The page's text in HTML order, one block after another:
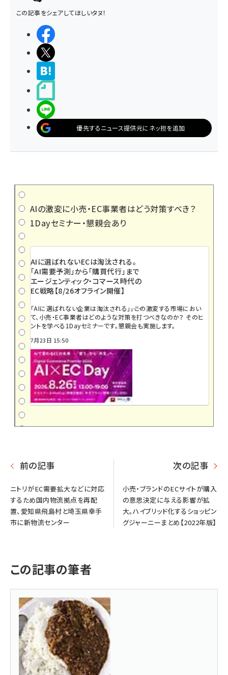
この記事をシェアしてほしいタヌ！
優先するニュース提供元にネッ担を追加
AIの激変に小売・EC事業者はどう対策すべき？
1Dayセミナー・懇親会あり
AIに選ばれないECは淘汰される。
「AI需要予測」から「購買代行」まで
エージェンティック・コマース時代の
EC戦略【8/26オフライン開催】
「AIに選ばれない企業は淘汰される」――。この激変する市場におい
て、小売・EC事業者はどのような対策を打つべきなのか？ そのヒ
ントを学べる1Dayセミナーです。懇親会も実施します。
7月23日 15:50
前の記事
ニトリがEC需要拡大などに対応
するため国内物流拠点を再配
置、愛知県飛島村と埼玉県幸手
市に新物流センター
次の記事
小売・ブランドのECサイトが購入
の意思決定に与える影響が拡
大。ハイブリッド化するショッピン
グジャーニーまとめ【2022年版】
この記事の筆者